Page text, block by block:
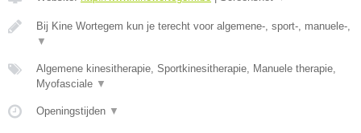
Bij Kine Wortegem kun je terecht voor algemene-, sport-, manuele-,
▼
Algemene kinesitherapie, Sportkinesitherapie, Manuele therapie,
Myofasciale ▼
Openingstijden ▼